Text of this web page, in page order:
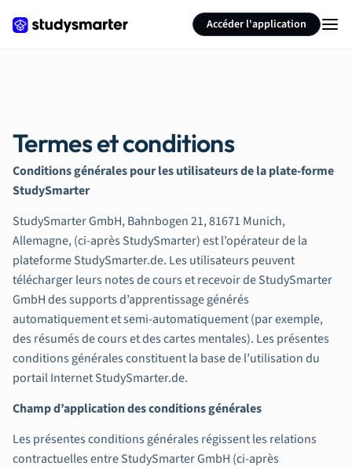
Accéder l'application
Termes et conditions
Conditions générales pour les utilisateurs de la plate-forme
StudySmarter
StudySmarter GmbH, Bahnbogen 21, 81671 Munich,
Allemagne, (ci-après StudySmarter) est l’opérateur de la
plateforme StudySmarter.de. Les utilisateurs peuvent
télécharger leurs notes de cours et recevoir de StudySmarter
GmbH des supports d’apprentissage générés
automatiquement et semi-automatiquement (par exemple,
des résumés de cours et des cartes mentales). Les présentes
conditions générales constituent la base de l’utilisation du
portail Internet StudySmarter.de.
Champ d’application des conditions générales
Les présentes conditions générales régissent les relations
contractuelles entre StudySmarter GmbH (ci-après